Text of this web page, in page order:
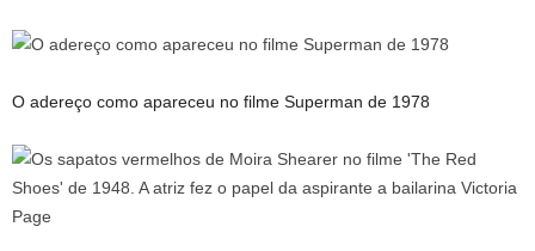
O adereço como apareceu no filme Superman de 1978